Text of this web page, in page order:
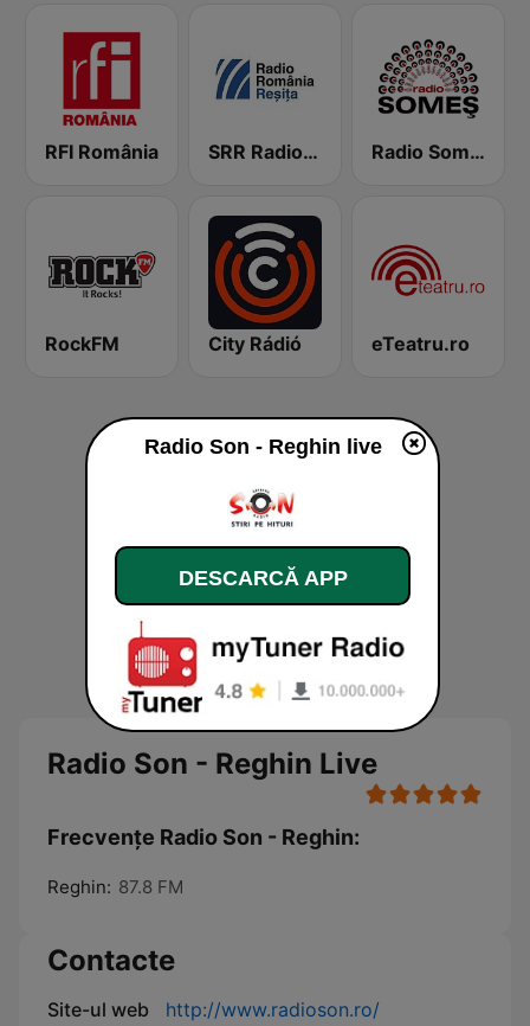
RFI România SRR Radio Reşiţa Radio Somes
RockFM City Rádió eTeatru.ro
Radio Son - Reghin Live
Frecvențe Radio Son - Reghin:
Reghin: 87.8 FM
Contacte
Site-ul web http://www.radioson.ro/
Radio Son - Reghin live
DESCARCĂ APP